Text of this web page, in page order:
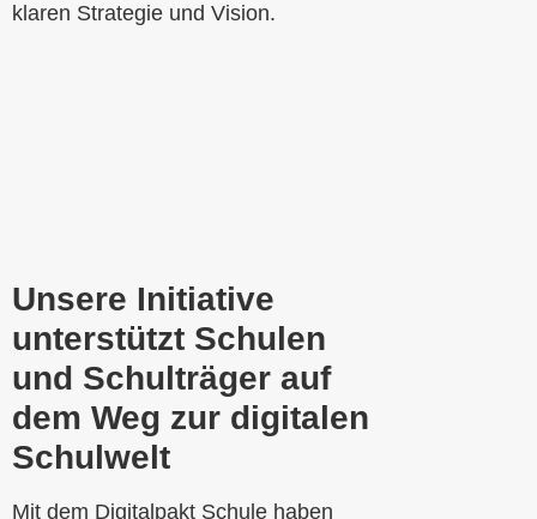
klaren Strategie und Vision.
Unsere Initiative
unterstützt Schulen
und Schulträger auf
dem Weg zur digitalen
Schulwelt
Mit dem Digitalpakt Schule haben